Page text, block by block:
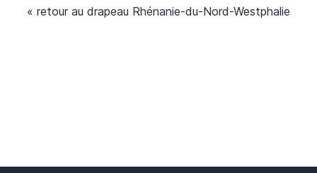
« retour au drapeau Rhénanie-du-Nord-Westphalie